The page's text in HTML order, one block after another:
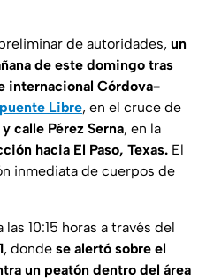
de autoridades, un
de este domingo tras
internacional Córdova-
puente Libre, en el cruce de
calle Pérez Serna, en la
hacia El Paso, Texas. El
inmediata de cuerpos de
10:15 horas a través del
, donde se alertó sobre el
un peatón dentro del área